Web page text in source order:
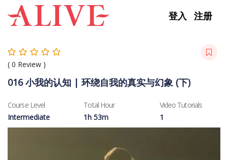
Skip to content
登入 注册
( 0 Review )
016 小我的认知 | 环绕自我的真实与幻象 (下)
Course Level
Intermediate
Total Hour
1h 53m
Video Tutorials
1